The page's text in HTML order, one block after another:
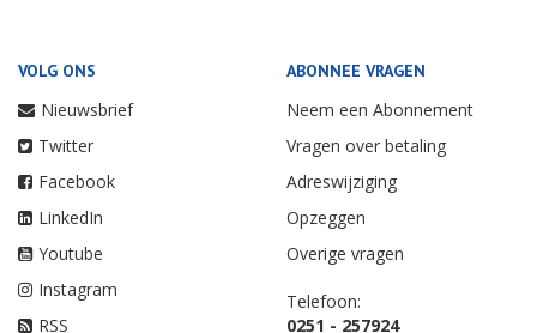
VOLG ONS
Nieuwsbrief
Twitter
Facebook
LinkedIn
Youtube
Instagram
RSS
ABONNEE VRAGEN
Neem een Abonnement
Vragen over betaling
Adreswijziging
Opzeggen
Overige vragen
Telefoon:
0251 - 257924